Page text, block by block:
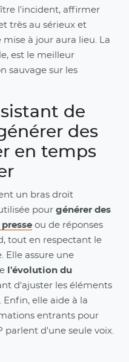
l'incident, affirmer
très au sérieux et
à jour aura lieu. La
est le meilleur
sauvage sur les
de
des
en temps
un bras droit
pour générer des
ou de réponses
tout en respectant le
Elle assure une
l'évolution du
d'ajuster les éléments
elle aide à la
entrants pour
parlent d'une seule voix.